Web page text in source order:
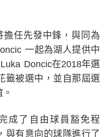
擔任先發中鋒，與同為
一起為湖人提供中
Doncic在2018年選
籤被選中，並自那屆選
成了自由球員豁免程
與有意向的球隊進行了